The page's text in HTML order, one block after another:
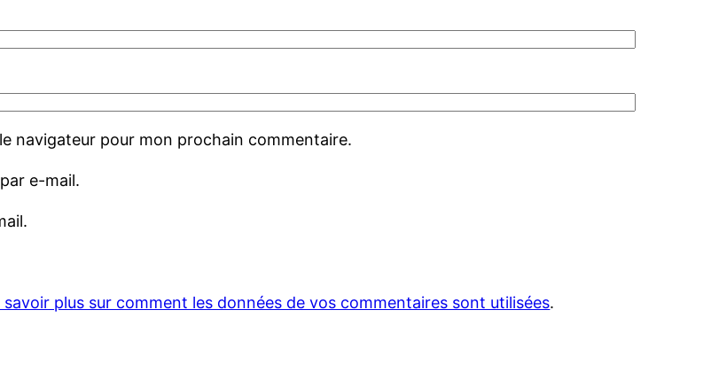
navigateur pour mon prochain commentaire.
e-mail.
savoir plus sur comment les données de vos commentaires sont utilisées.